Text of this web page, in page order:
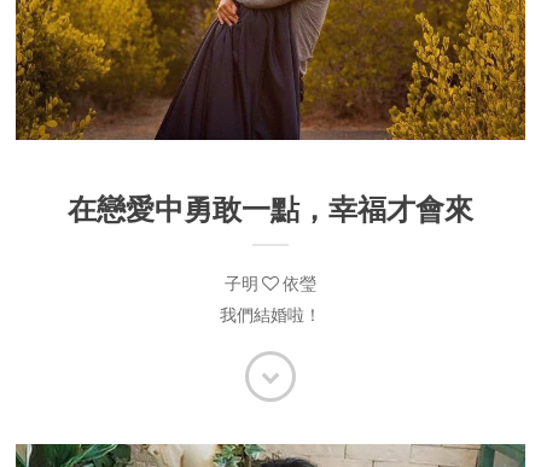
在戀愛中勇敢一點，幸福才會來
子明
依瑩
我們結婚啦！